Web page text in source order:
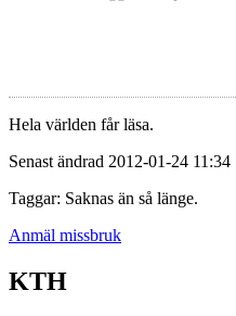
Hela världen får läsa.
Senast ändrad 2012-01-24 11:34
Taggar: Saknas än så länge.
Anmäl missbruk
KTH